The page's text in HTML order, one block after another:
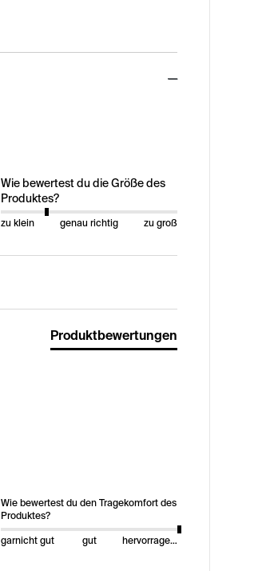
Wie bewertest du die Größe des
Produktes?
zu klein genau richtig zu groß
Produktbewertungen
Wie bewertest du den Tragekomfort des
Produktes?
garnicht gut gut hervorragend